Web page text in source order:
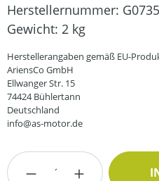
Herstellernummer:
Gewicht: 2 kg
Herstellerangaben gemäß EU-
AriensCo GmbH
Ellwanger Str. 15
74424 Bühlertann
Deutschland
info@as-motor.de
Produkt Anzahl: Gib